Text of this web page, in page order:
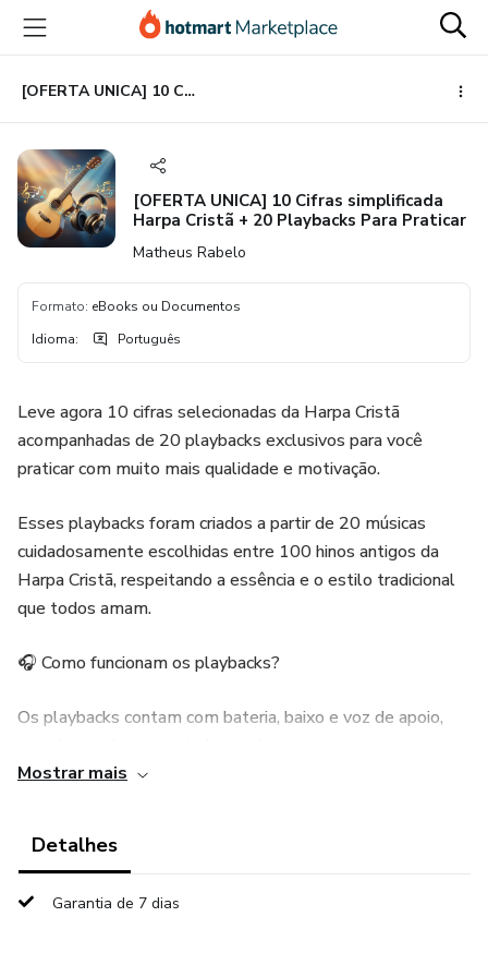
para
conteúdo
principal
para
pagamento
para
rodapé
[OFERTA UNICA] 10 Cifras simplificada Harpa Cristã + 20 Playbacks Para Praticar
[OFERTA UNICA] 10 Cifras simplificada
Harpa Cristã + 20 Playbacks Para Praticar
Matheus Rabelo
Formato: eBooks ou Documentos
Idioma: Português
Leve agora 10 cifras selecionadas da Harpa Cristã
acompanhadas de 20 playbacks exclusivos para você
praticar com muito mais qualidade e motivação.
Esses playbacks foram criados a partir de 20 músicas
cuidadosamente escolhidas entre 100 hinos antigos da
Harpa Cristã, respeitando a essência e o estilo tradicional
que todos amam.
🎧 Como funcionam os playbacks?
Os playbacks contam com bateria, baixo e voz de apoio,
segurança e musicalidade de forma prática e eficiente.
🎸 Ideal para quem deseja:
Mostrar mais
Detalhes
Garantia de 7 dias